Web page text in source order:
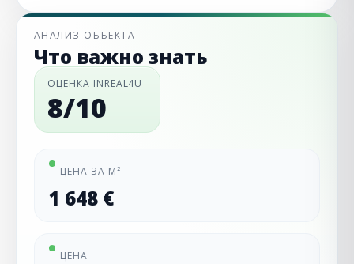
АНАЛИЗ ОБЪЕКТА
Что важно знать
ОЦЕНКА INREAL4U
8/10
ЦЕНА ЗА М²
1 648 €
ЦЕНА